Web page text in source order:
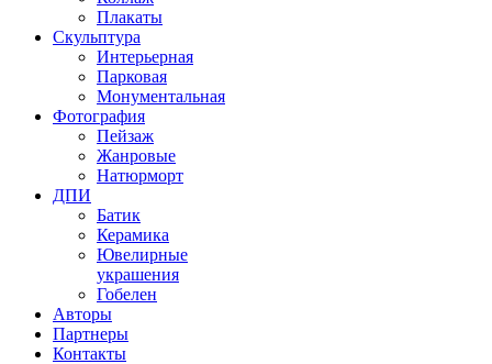
Плакаты
Скульптура
Интерьерная
Парковая
Монументальная
Фотография
Пейзаж
Жанровые
Натюрморт
ДПИ
Батик
Керамика
Ювелирные
украшения
Гобелен
Авторы
Партнеры
Контакты